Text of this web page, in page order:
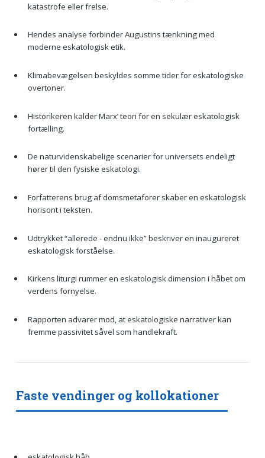
katastrofe eller frelse.
Hendes analyse forbinder Augustins tænkning med
moderne eskatologisk etik.
Klimabevægelsen beskyldes somme tider for eskatologiske
overtoner.
Historikeren kalder Marx’ teori for en sekulær eskatologisk
fortælling.
De naturvidenskabelige scenarier for universets endeligt
hører til den fysiske eskatologi.
Forfatterens brug af domsmetaforer skaber en eskatologisk
horisont i teksten.
Udtrykket “allerede - endnu ikke” beskriver en inaugureret
eskatologisk forståelse.
Kirkens liturgi rummer en eskatologisk dimension i håbet om
verdens fornyelse.
Rapporten advarer mod, at eskatologiske narrativer kan
fremme passivitet såvel som handlekraft.
Faste vendinger og kollokationer